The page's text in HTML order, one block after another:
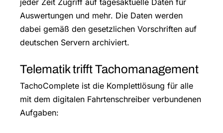
Auswertungen und mehr. Die Daten werden
dabei gemäß den gesetzlichen Vorschriften auf
deutschen Servern archiviert.
Telematik trifft Tachomanagement
TachoComplete ist die Komplettlösung für alle
mit dem digitalen Fahrtenschreiber verbundenen
Aufgaben: